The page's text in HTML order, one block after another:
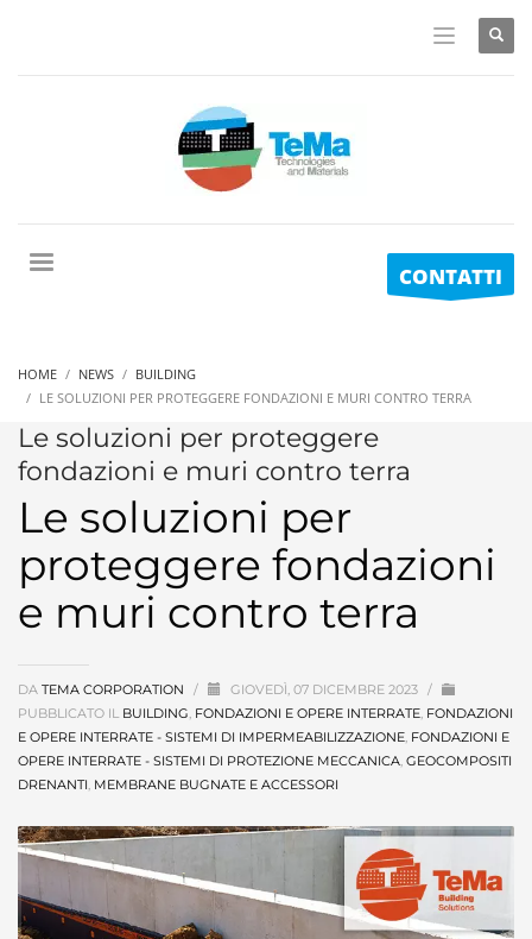
CONTATTI
HOME NEWS
BUILDING
LE SOLUZIONI PER PROTEGGERE FONDAZIONI E MURI CONTRO TERRA
Le soluzioni per proteggere
fondazioni e muri contro terra
Le soluzioni per
proteggere fondazioni
e muri contro terra
DA TEMA CORPORATION / GIOVEDÌ, 07 DICEMBRE 2023 /
PUBBLICATO IL BUILDING FONDAZIONI E OPERE INTERRATE FONDAZIONI
E OPERE INTERRATE - SISTEMI DI IMPERMEABILIZZAZIONE FONDAZIONI E
OPERE INTERRATE - SISTEMI DI PROTEZIONE MECCANICA GEOCOMPOSITI
DRENANTI MEMBRANE BUGNATE E ACCESSORI